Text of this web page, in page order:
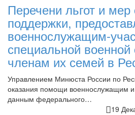
Перечени льгот и
поддержки,
военнослужащим-
специальной
членам их семей в
Управлением Минюста России по
оказания помощи военнослужащим
данным федерального…
19